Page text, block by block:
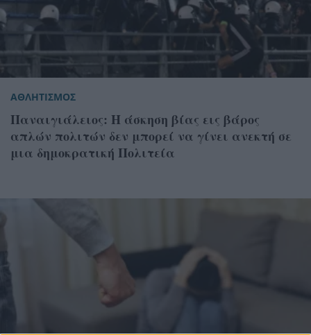
ΑΘΛΗΤΙΣΜΟΣ
Παναιγιάλειος: Η άσκηση βίας εις βάρος
απλών πολιτών δεν μπορεί να γίνει ανεκτή σε
μια δημοκρατική Πολιτεία